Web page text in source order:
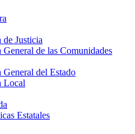
Justicia
de las Comunidades
del Estado
Local
Estatales